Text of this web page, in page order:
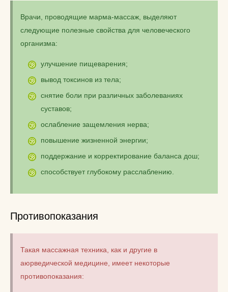
Врачи, проводящие марма-массаж, выделяют
следующие полезные свойства для человеческого
организма:
улучшение пищеварения;
вывод токсинов из тела;
снятие боли при различных заболеваниях
суставов;
ослабление защемления нерва;
повышение жизненной энергии;
поддержание и корректирование баланса дош;
способствует глубокому расслаблению.
Противопоказания
Такая массажная техника, как и другие в
аюрведической медицине, имеет некоторые
противопоказания: